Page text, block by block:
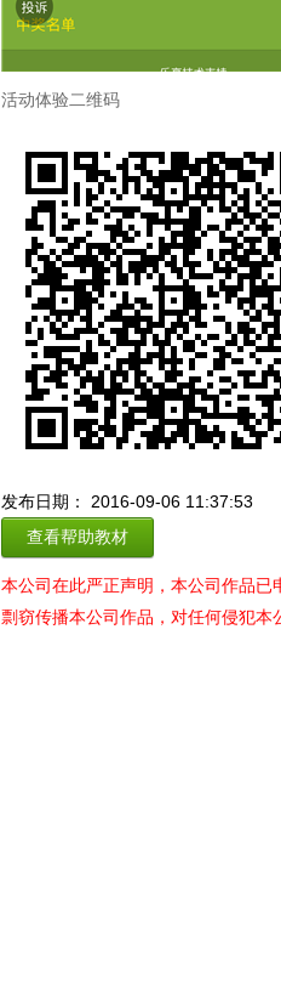
活动体验二维码
发布日期： 2016-09-06 11:37:53
查看帮助教材
本公司在此严正声明，本公司作品
剽窃传播本公司作品，对任何侵犯本